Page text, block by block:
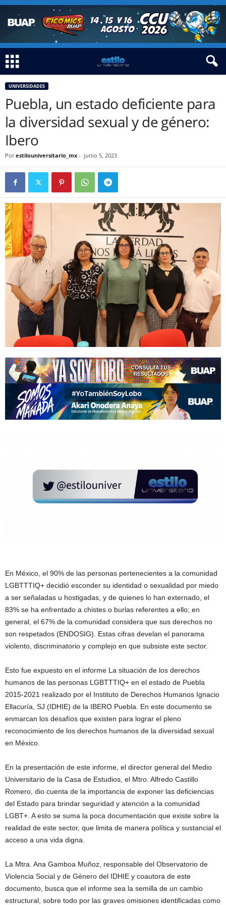
UNIVERSIDADES
Puebla, un estado deficiente para
la diversidad sexual y de género:
Ibero
Por estilouniversitario_mx - junio 5, 2023
En México, el 90% de las personas pertenecientes a la comunidad
LGBTTTIQ+ decidió esconder su identidad o sexualidad por miedo
a ser señaladas u hostigadas, y de quienes lo han externado, el
83% se ha enfrentado a chistes o burlas referentes a ello; en
general, el 67% de la comunidad considera que sus derechos no
son respetados (ENDOSIG). Estas cifras develan el panorama
violento, discriminatorio y complejo en que subsiste este sector.
Esto fue expuesto en el informe La situación de los derechos
humanos de las personas LGBTTTIQ+ en el estado de Puebla
2015-2021 realizado por el Instituto de Derechos Humanos Ignacio
Ellacuría, SJ (IDHIE) de la IBERO Puebla. En este documento se
enmarcan los desafíos que existen para lograr el pleno
reconocimiento de los derechos humanos de la diversidad sexual
en México.
En la presentación de este informe, el director general del Medio
Universitario de la Casa de Estudios, el Mtro. Alfredo Castillo
Romero, dio cuenta de la importancia de exponer las deficiencias
del Estado para brindar seguridad y atención a la comunidad
LGBT+. A esto se suma la poca documentación que existe sobre la
realidad de este sector, que limita de manera política y sustancial el
acceso a una vida digna.
La Mtra. Ana Gamboa Muñoz, responsable del Observatorio de
Violencia Social y de Género del IDHIE y coautora de este
documento, busca que el informe sea la semilla de un cambio
estructural, sobre todo por las graves omisiones identificadas como